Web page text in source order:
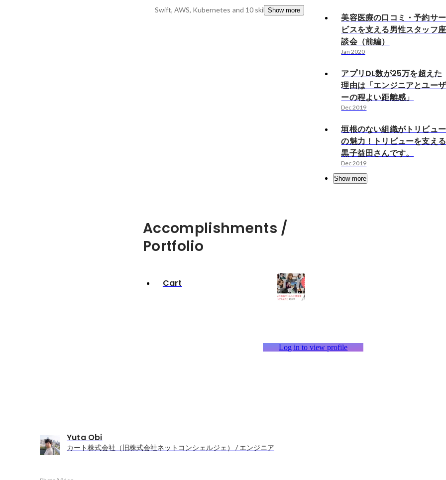
Swift, AWS, Kubernetes and 10 skillsShow more
美容医療の口コミ・予約サー
ビスを支える男性スタッフ座
談会（前編）
Jan 2020
アプリDL数が25万を超えた
理由は「エンジニアとユーザ
ーの程よい距離感」
Dec 2019
垣根のない組織がトリビュー
の魅力！トリビューを支える
黒子益田さんです。
Dec 2019
Show more
Accomplishments /
Portfolio
Cart
Log in to view profile
Yuta Obi
カート株式会社（旧株式会社ネットコンシェルジェ） / エンジニア